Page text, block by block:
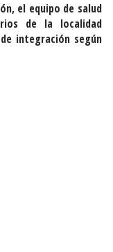
el equipo de salud
de la localidad
integración según